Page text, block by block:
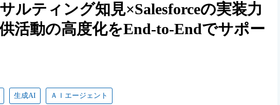
ルティング知見×Salesforceの実装力
活動の高度化をEnd-to-Endでサポー
生成AI ＡＩエージェント